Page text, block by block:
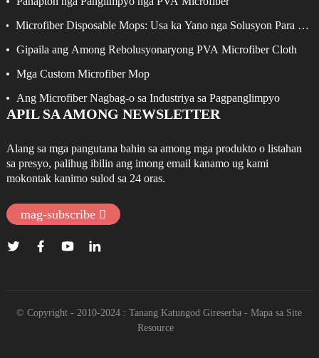
Microfiber Disposable Mops: Usa ka Yano nga Solusyon Para sa
Gipaila ang Among Rebolusyonaryong PVA Microfiber Cloth
Mga Custom Microfiber Mop
Ang Microfiber Nagbag-o sa Industriya sa Pagpanglimpyo
APIL SA AMONG NEWSLETTER
Alang sa mga pangutana bahin sa among mga produkto o listahan
sa presyo, palihug ibilin ang imong email kanamo ug kami
mokontak kanimo sulod sa 24 oras.
mag-subscribe
© Copyright - 2010-2024 : Tanang Katungod Gireserba- Mapa sa Site
Resource